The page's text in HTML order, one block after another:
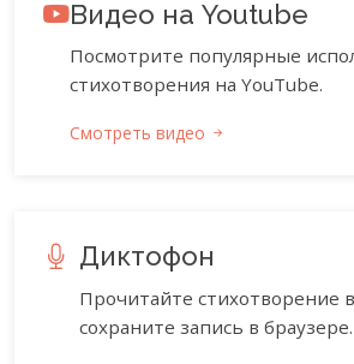
Видео на Youtube
Посмотрите популярные
стихотворения на YouTube.
Смотреть видео
Диктофон
Прочитайте стихотворение
сохраните запись в браузере.